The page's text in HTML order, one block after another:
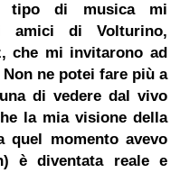
tipo di musica mi
amici di Volturino,
che mi invitarono ad
ne potei fare più a
di vedere dal vivo
la mia visione della
momento avevo
è diventata reale e